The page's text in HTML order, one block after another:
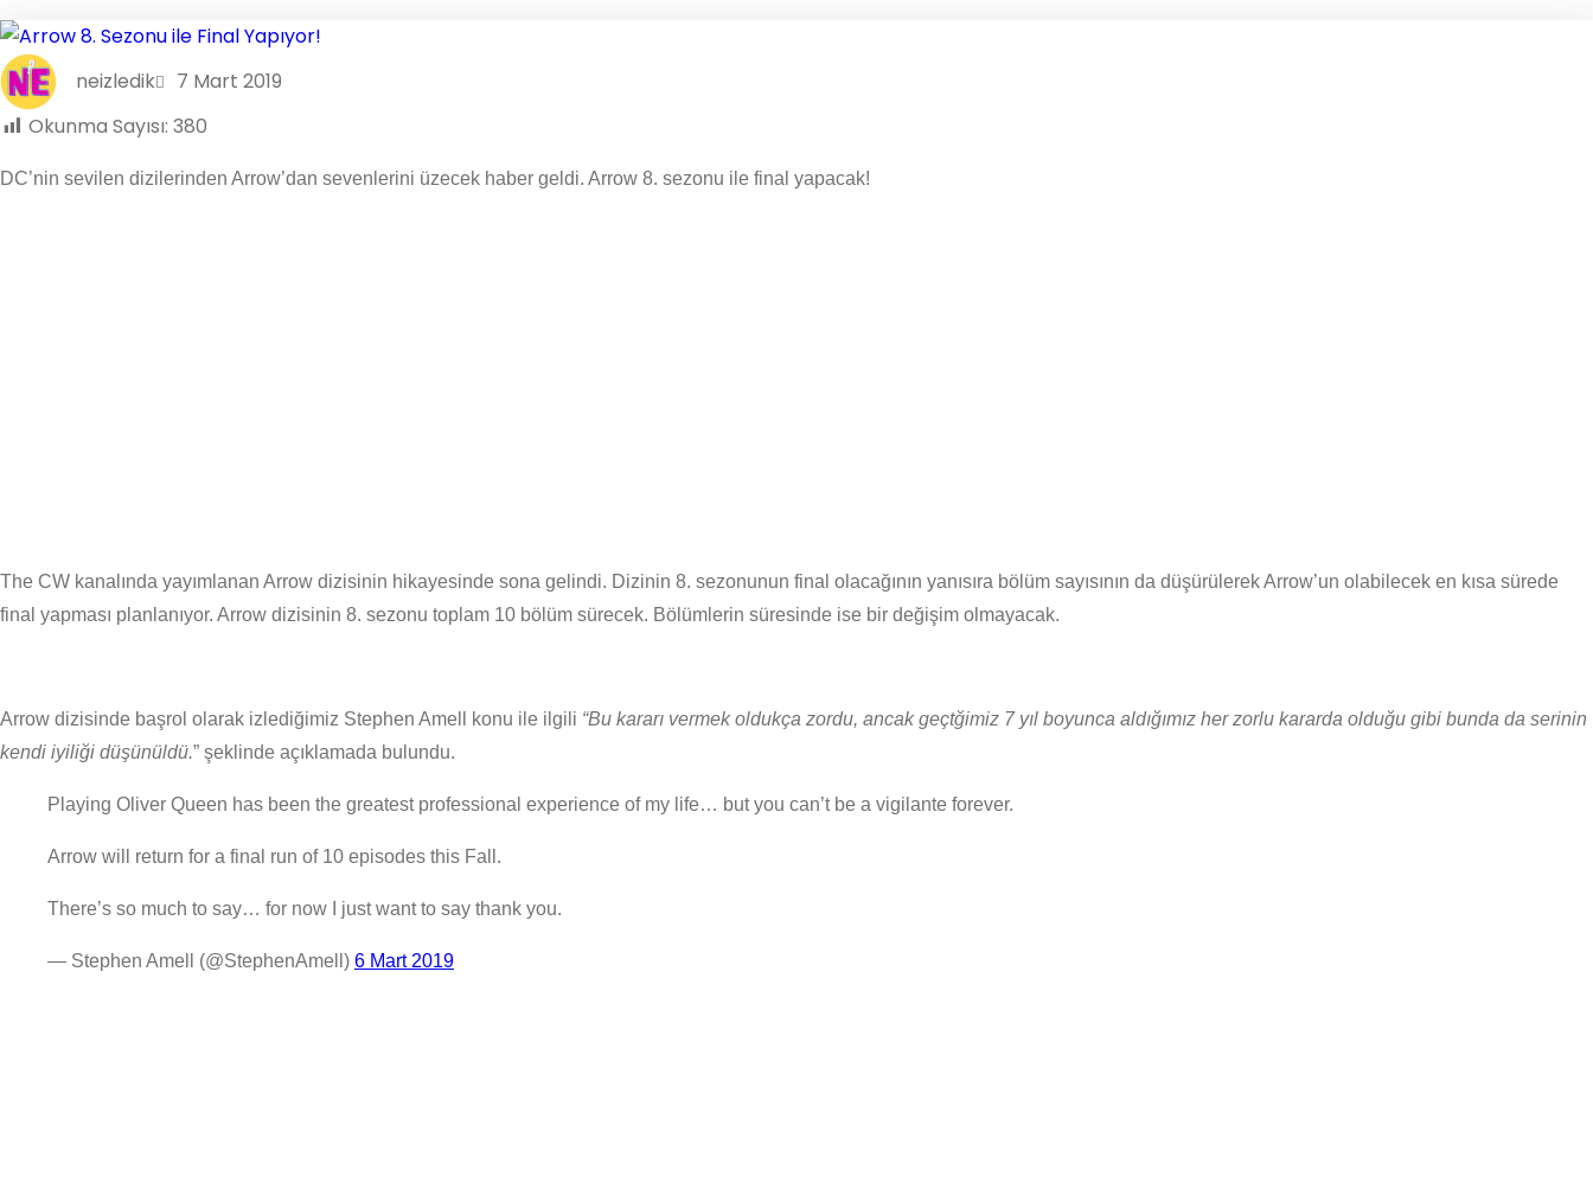
neizledik
7 Mart 2019
Okunma Sayısı: 380
DC’nin sevilen dizilerinden Arrow’dan sevenlerini üzecek haber geldi. Arrow 8. sezonu ile final yapacak!
The CW kanalında yayımlanan Arrow dizisinin hikayesinde sona gelindi. Dizinin 8. sezonunun final olacağının yanısıra bölüm sayısının da düşürülerek Arrow’un olabilecek en kısa sürede
final yapması planlanıyor. Arrow dizisinin 8. sezonu toplam 10 bölüm sürecek. Bölümlerin süresinde ise bir değişim olmayacak.
Arrow dizisinde başrol olarak izlediğimiz Stephen Amell konu ile ilgili “Bu kararı vermek oldukça zordu, ancak geçtğimiz 7 yıl boyunca aldığımız her zorlu kararda olduğu gibi bunda da serinin
kendi iyiliği düşünüldü.” şeklinde açıklamada bulundu.
Playing Oliver Queen has been the greatest professional experience of my life… but you can’t be a vigilante forever.
Arrow will return for a final run of 10 episodes this Fall.
There’s so much to say… for now I just want to say thank you.
— Stephen Amell (@StephenAmell) 6 Mart 2019